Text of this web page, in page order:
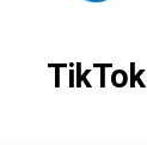
TikTok